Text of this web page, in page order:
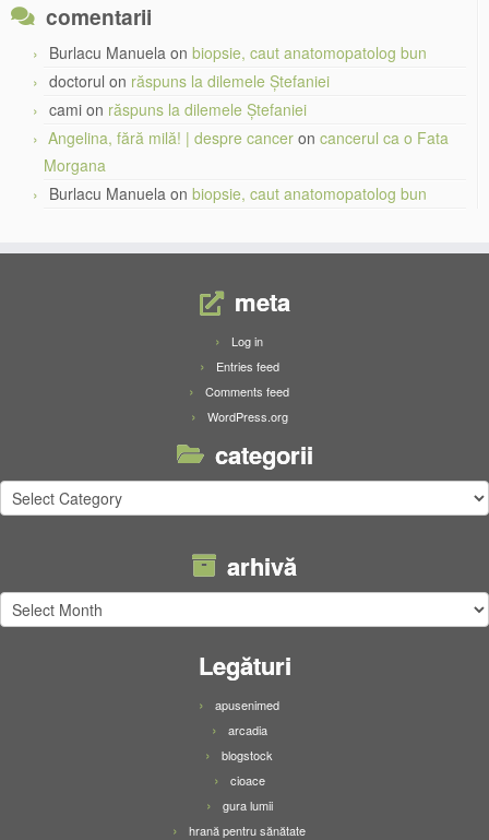
comentarii
Burlacu Manuela on biopsie, caut anatomopatolog bun
doctorul on răspuns la dilemele Ștefaniei
cami on răspuns la dilemele Ștefaniei
Angelina, fără milă! | despre cancer on cancerul ca o Fata
Morgana
Burlacu Manuela on biopsie, caut anatomopatolog bun
meta
Log in
Entries feed
Comments feed
WordPress.org
categorii
categorii
arhivă
arhivă
Legături
apusenimed
arcadia
blogstock
cioace
gura lumii
hrană pentru sănătate